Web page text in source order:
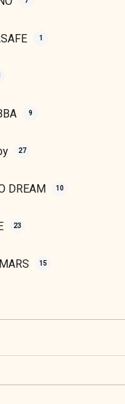
1
9
27
DREAM 10
23
15